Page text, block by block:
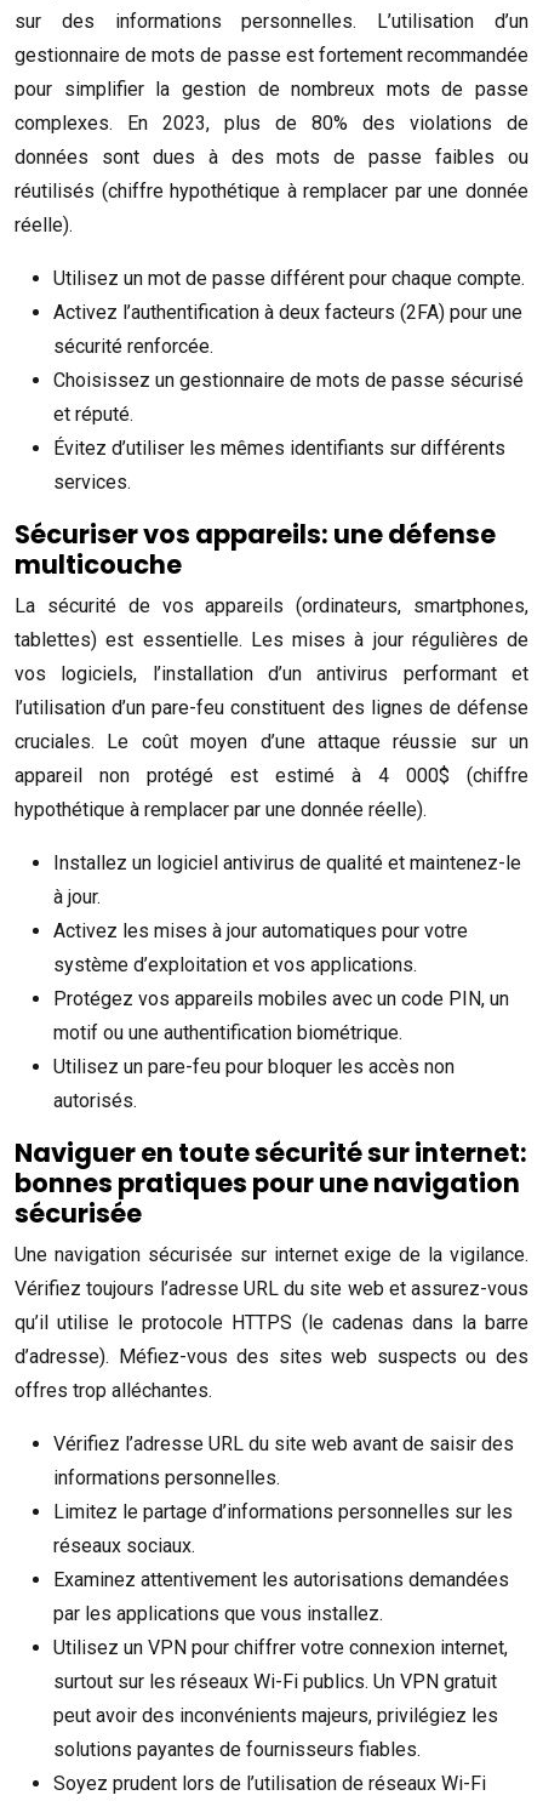
sur des informations personnelles. L’utilisation d’un
gestionnaire de mots de passe est fortement recommandée
pour simplifier la gestion de nombreux mots de passe
complexes. En 2023, plus de 80% des violations de
données sont dues à des mots de passe faibles ou
réutilisés (chiffre hypothétique à remplacer par une donnée
réelle).
Utilisez un mot de passe différent pour chaque compte.
Activez l’authentification à deux facteurs (2FA) pour une
sécurité renforcée.
Choisissez un gestionnaire de mots de passe sécurisé
et réputé.
Évitez d’utiliser les mêmes identifiants sur différents
services.
Sécuriser vos appareils: une défense
multicouche
La sécurité de vos appareils (ordinateurs, smartphones,
tablettes) est essentielle. Les mises à jour régulières de
vos logiciels, l’installation d’un antivirus performant et
l’utilisation d’un pare-feu constituent des lignes de défense
cruciales. Le coût moyen d’une attaque réussie sur un
appareil non protégé est estimé à 4 000$ (chiffre
hypothétique à remplacer par une donnée réelle).
Installez un logiciel antivirus de qualité et maintenez-le
à jour.
Activez les mises à jour automatiques pour votre
système d’exploitation et vos applications.
Protégez vos appareils mobiles avec un code PIN, un
motif ou une authentification biométrique.
Utilisez un pare-feu pour bloquer les accès non
autorisés.
Naviguer en toute sécurité sur internet:
bonnes pratiques pour une navigation
sécurisée
Une navigation sécurisée sur internet exige de la vigilance.
Vérifiez toujours l’adresse URL du site web et assurez-vous
qu’il utilise le protocole HTTPS (le cadenas dans la barre
d’adresse). Méfiez-vous des sites web suspects ou des
offres trop alléchantes.
Vérifiez l’adresse URL du site web avant de saisir des
informations personnelles.
Limitez le partage d’informations personnelles sur les
réseaux sociaux.
Examinez attentivement les autorisations demandées
par les applications que vous installez.
Utilisez un VPN pour chiffrer votre connexion internet,
surtout sur les réseaux Wi-Fi publics. Un VPN gratuit
peut avoir des inconvénients majeurs, privilégiez les
solutions payantes de fournisseurs fiables.
Soyez prudent lors de l’utilisation de réseaux Wi-Fi